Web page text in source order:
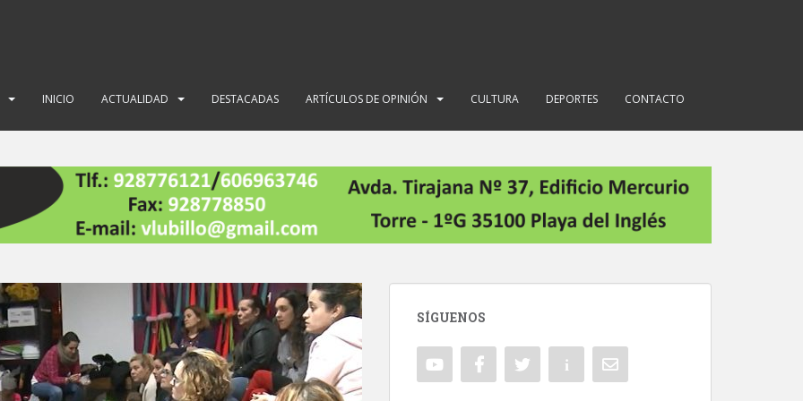
INICIO ACTUALIDAD DESTACADAS ARTÍCULOS DE OPINIÓN CULTURA DEPORTES CONTACTO
SÍGUENOS